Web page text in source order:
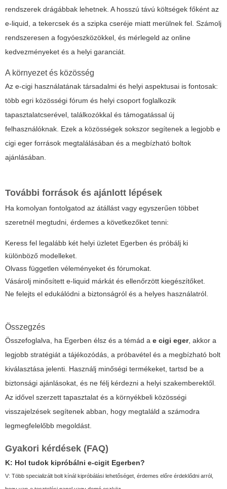
rendszerek drágábbak lehetnek. A hosszú távú költségek főként az
e-liquid, a tekercsek és a szipka cseréje miatt merülnek fel. Számolj
rendszeresen a fogyóeszközökkel, és mérlegeld az online
kedvezményeket és a helyi garanciát.
A környezet és közösség
Az e-cigi használatának társadalmi és helyi aspektusai is fontosak:
több egri közösségi fórum és helyi csoport foglalkozik
tapasztalatcserével, találkozókkal és támogatással új
felhasználóknak. Ezek a közösségek sokszor segítenek a legjobb e
cigi eger források megtalálásában és a megbízható boltok
ajánlásában.
További források és ajánlott lépések
Ha komolyan fontolgatod az átállást vagy egyszerűen többet
szeretnél megtudni, érdemes a következőket tenni:
Keress fel legalább két helyi üzletet Egerben és próbálj ki
különböző modelleket.
Olvass független véleményeket és fórumokat.
Vásárolj minősített e-liquid márkát és ellenőrzött kiegészítőket.
Ne felejts el edukálódni a biztonságról és a helyes használatról.
Összegzés
Összefoglalva, ha Egerben élsz és a témád a e cigi eger, akkor a
legjobb stratégiát a tájékozódás, a próbavétel és a megbízható bolt
kiválasztása jelenti. Használj minőségi termékeket, tartsd be a
biztonsági ajánlásokat, és ne félj kérdezni a helyi szakemberektől.
Az idővel szerzett tapasztalat és a környékbeli közösségi
visszajelzések segítenek abban, hogy megtaláld a számodra
legmegfelelőbb megoldást.
Gyakori kérdések (FAQ)
K: Hol tudok kipróbálni e-cigit Egerben?
V: Több specializált bolt kínál kipróbálási lehetőséget, érdemes előre érdeklődni arról,